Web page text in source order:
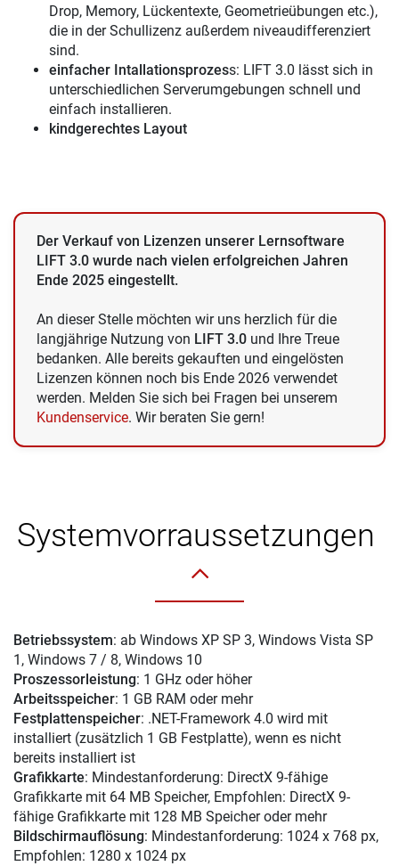
Drop, Memory, Lückentexte, Geometrieübungen etc.),
die in der Schullizenz außerdem niveaudifferenziert
sind.
einfacher Intallationsprozess: LIFT 3.0 lässt sich in
unterschiedlichen Serverumgebungen schnell und
einfach installieren.
kindgerechtes Layout
Der Verkauf von Lizenzen unserer Lernsoftware
LIFT 3.0 wurde nach vielen erfolgreichen Jahren
Ende 2025 eingestellt.
An dieser Stelle möchten wir uns herzlich für die
langjährige Nutzung von LIFT 3.0 und Ihre Treue
bedanken. Alle bereits gekauften und eingelösten
Lizenzen können noch bis Ende 2026 verwendet
werden. Melden Sie sich bei Fragen bei unserem
Kundenservice. Wir beraten Sie gern!
Systemvorraussetzungen
Betriebssystem: ab Windows XP SP 3, Windows Vista SP
1, Windows 7 / 8, Windows 10
Proszessorleistung: 1 GHz oder höher
Arbeitsspeicher: 1 GB RAM oder mehr
Festplattenspeicher: .NET-Framework 4.0 wird mit
installiert (zusätzlich 1 GB Festplatte), wenn es nicht
bereits installiert ist
Grafikkarte: Mindestanforderung: DirectX 9-fähige
Grafikkarte mit 64 MB Speicher, Empfohlen: DirectX 9-
fähige Grafikkarte mit 128 MB Speicher oder mehr
Bildschirmauflösung: Mindestanforderung: 1024 x 768 px,
Empfohlen: 1280 x 1024 px